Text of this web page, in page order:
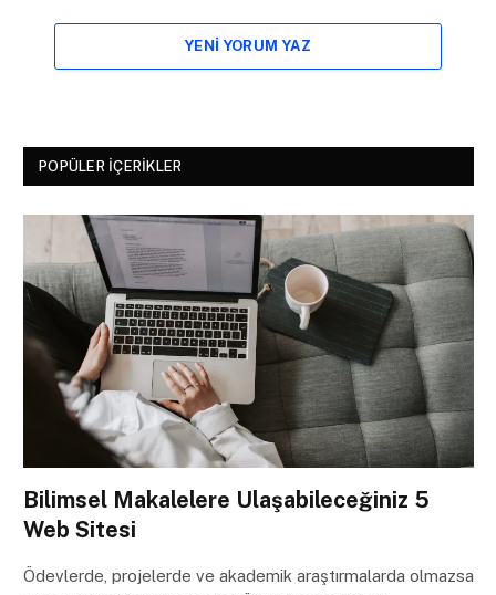
YENI YORUM YAZ
POPÜLER İÇERIKLER
Bilimsel Makalelere Ulaşabileceğiniz 5
Web Sitesi
Ödevlerde, projelerde ve akademik araştırmalarda olmazsa